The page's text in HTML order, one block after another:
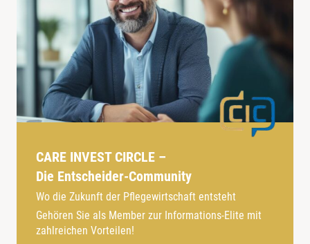
CARE INVEST CIRCLE –
Die Entscheider-Community
Wo die Zukunft der Pflegewirtschaft entsteht
Gehören Sie als Member zur Informations-Elite mit
zahlreichen Vorteilen!